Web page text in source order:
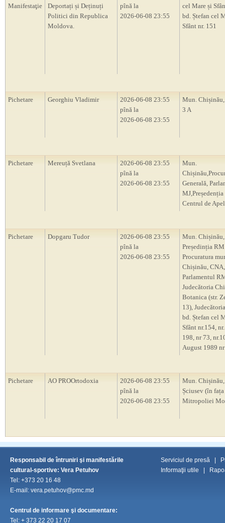
Manifestaţie
Deportați și Deținuți
Politici din Republica
Moldova.
pînă la
2026-06-08 23:55
cel Mare și
bd. Ștefan cel
Sfânt nr. 151
Pichetare Georghiu Vladimir
2026-06-08 23:55
pînă la
2026-06-08 23:55
Mun.
3 A
Pichetare Mereuță Svetlana
2026-06-08 23:55
pînă la
2026-06-08 23:55
Mun.
Generală,
Centrul de Apel
Pichetare Dopgaru Tudor
2026-06-08 23:55
pînă la
2026-06-08 23:55
Mun. Chișinău,
Președinția
Procuratura
Chișinău, CNA,
Parlamentul
Judecătoria
Botanica (str.
13),
bd. Ștefan cel
Sfânt nr.154,
198, nr 73,
August 1989 nr
Pichetare AO PROOrtodoxia
2026-06-08 23:55
pînă la
2026-06-08 23:55
Mun.
Șciusev (în
Mitropoliei
Responsabil de întruniri şi manifestările
cultural-sportive: Vera Petuhov
Tel: +373 20 16 48
E-mail: vera.petuhov@pmc.md
Centrul de informare şi documentare:
Tel: + 373 22 20 17 07
Serviciul de presă
Informaţii utile